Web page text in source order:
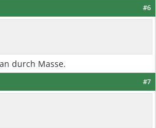
#6
durch Masse.
#7